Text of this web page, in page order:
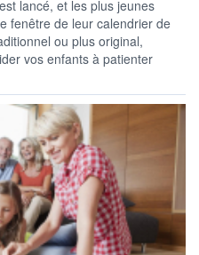
lancé, et les plus jeunes
fenêtre de leur calendrier de
ou plus original,
vos enfants à patienter